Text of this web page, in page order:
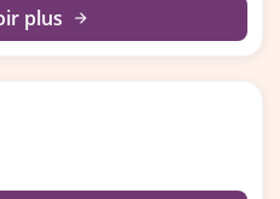
plus arrow_forward